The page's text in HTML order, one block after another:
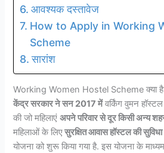
आवश्यक दस्तावेज
How to Apply in Working
Scheme
सारांश
Working Women Hostel Scheme क्या
केंद्र सरकार ने सन 2017 मेंवर्किंग वुमन
की जो महिलाएंअपने परिवार से दूर किसी अन्य
महिलाओं के लिएसुरक्षित आवास हॉस्टल की सुविधा
योजना को शुरू किया गया है. इस योजना के